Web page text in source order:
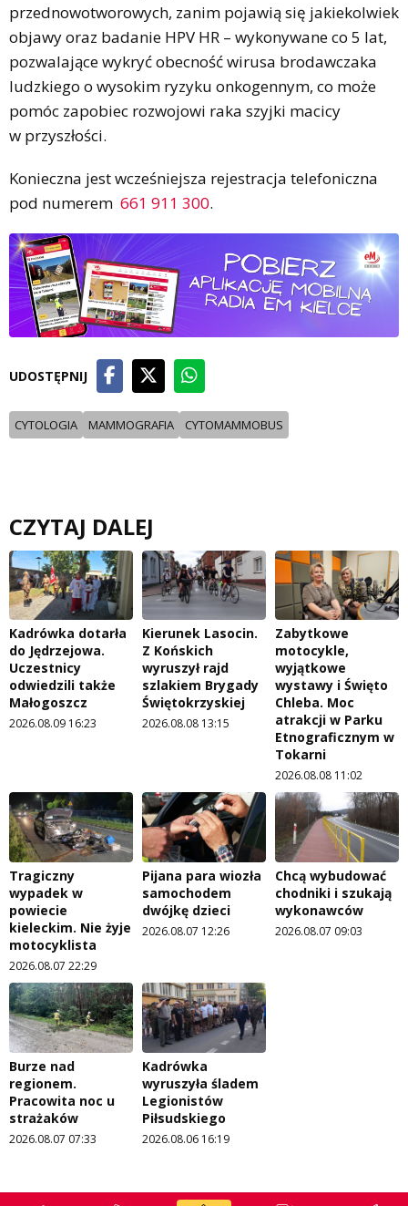
przednowotworowych, zanim pojawią się jakiekolwiek
objawy oraz badanie HPV HR – wykonywane co 5 lat,
pozwalające wykryć obecność wirusa brodawczaka
ludzkiego o wysokim ryzyku onkogennym, co może
pomóc zapobiec rozwojowi raka szyjki macicy
w przyszłości.
Konieczna jest wcześniejsza rejestracja telefoniczna
pod numerem 661 911 300.
UDOSTĘPNIJ
CYTOLOGIA MAMMOGRAFIA CYTOMAMMOBUS
CZYTAJ DALEJ
Kadrówka dotarła
do Jędrzejowa.
Uczestnicy
odwiedzili także
Małogoszcz
2026.08.09 16:23
Kierunek Lasocin.
Z Końskich
wyruszył rajd
szlakiem Brygady
Świętokrzyskiej
2026.08.08 13:15
Zabytkowe
motocykle,
wyjątkowe
wystawy i Święto
Chleba. Moc
atrakcji w Parku
Etnograficznym w
Tokarni
2026.08.08 11:02
Tragiczny
wypadek w
powiecie
kieleckim. Nie żyje
motocyklista
2026.08.07 22:29
Pijana para wiozła
samochodem
dwójkę dzieci
2026.08.07 12:26
Chcą wybudować
chodniki i szukają
wykonawców
2026.08.07 09:03
Burze nad
regionem.
Pracowita noc u
strażaków
2026.08.07 07:33
Kadrówka
wyruszyła śladem
Legionistów
Piłsudskiego
2026.08.06 16:19